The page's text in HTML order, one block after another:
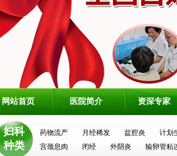
网站首页 医院简介 资深专家
妇科
种类
药物流产 月经稀发 盆腔炎 计划
宫颈息肉
闭经 外阴炎 输卵管粘